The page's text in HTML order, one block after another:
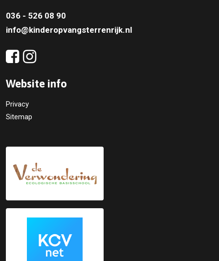
036 - 526 08 90
info@kinderopvangsterrenrijk.nl
Website info
Privacy
Sitemap